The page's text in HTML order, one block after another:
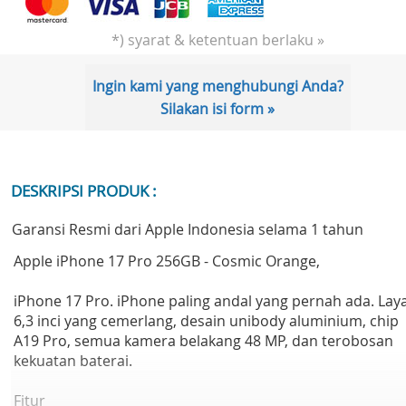
*) syarat & ketentuan berlaku »
Ingin kami yang menghubungi Anda?
Silakan isi form »
DESKRIPSI PRODUK :
Garansi Resmi dari Apple Indonesia selama 1 tahun
Apple iPhone 17 Pro 256GB - Cosmic Orange,
iPhone 17 Pro. iPhone paling andal yang pernah ada.
6,3 inci yang cemerlang, desain unibody aluminium, chip
A19 Pro, semua kamera belakang 48 MP, dan terobosan
kekuatan baterai.
Fitur